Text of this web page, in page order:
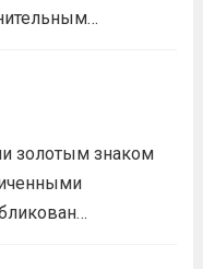
абитуриентам
— и знак
золотым знаком